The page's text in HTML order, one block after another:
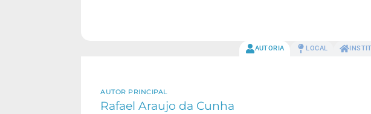
AUTORIA LOCAL
AUTOR PRINCIPAL
Rafael Araujo da Cunha